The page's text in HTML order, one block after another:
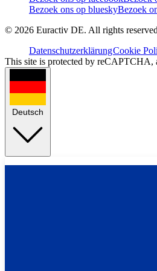
Bezoek ons op blueskyBezoek
© 2026 Euractiv DE. All rights
DatenschutzerklärungCookie
This site is protected by reCAPTCHA,
Deutsch